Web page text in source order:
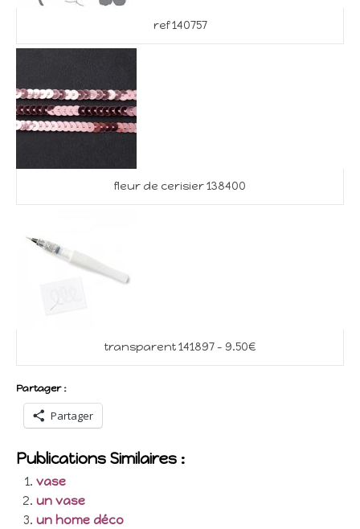
ref 140757
fleur de cerisier 138400
transparent 141897 – 9.50€
Partager :
Partager
Publications Similaires :
vase
un vase
un home déco